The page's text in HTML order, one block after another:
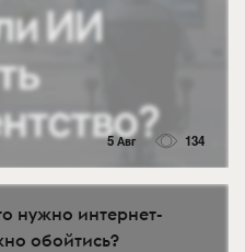
5 Авг 134
нужно интернет-
обойтись?